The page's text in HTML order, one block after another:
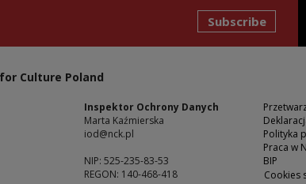
Subscribe
Culture Poland
Inspektor Ochrony Danych
Marta Kaźmierska
iod@nck.pl
NIP: 525-235-83-53
REGON: 140-468-418
Polityka
Praca w
BIP
Cookies